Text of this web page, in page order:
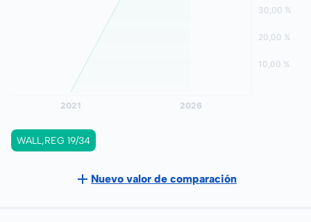
WALL,REG 19/34
Nuevo valor de comparación